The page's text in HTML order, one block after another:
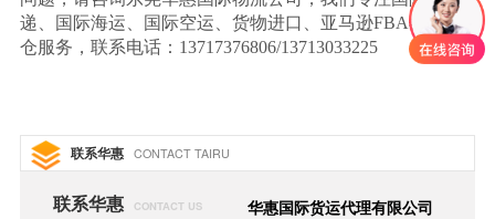
递、国际海运、国际空运、货物进口、亚马逊FBA物流入
仓服务，联系电话： 13717376806/13713033225
联系华惠 CONTACT TAIRU
联系华惠 CONTACT US 华惠国际货运代理有限公司